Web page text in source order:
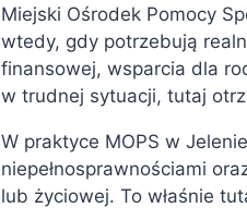
Miejski Ośrodek Pomocy
wtedy, gdy potrzebują
finansowej, wsparcia dla
w trudnej sytuacji, tutaj
W praktyce MOPS w
niepełnosprawnościami
lub życiowej. To właśnie